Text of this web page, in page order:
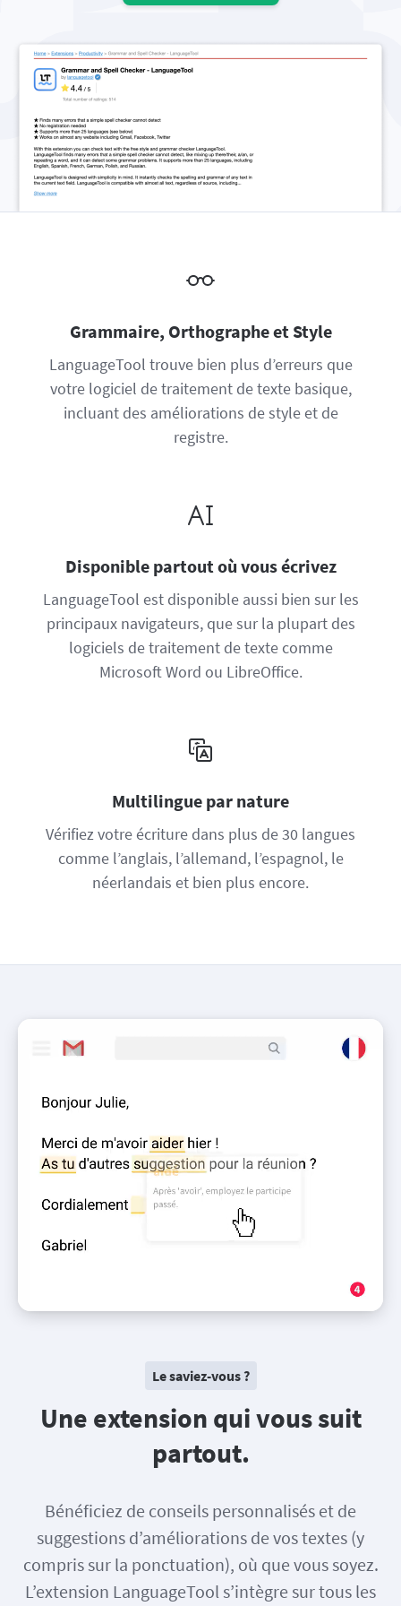
Safari
Opera
Apple Mail
Thunderbird
Word
Apple Pages
LibreOffice
macOS
Windows
En savoir plus
Pour les Entreprises
API de correction
Blog
Recrutement
Mentions légales
Grammaire, Orthographe et Style
LanguageTool trouve bien plus d’erreurs que
votre logiciel de traitement de texte basique,
incluant des améliorations de style et de
registre.
Disponible partout où vous écrivez
LanguageTool est disponible aussi bien sur les
principaux navigateurs, que sur la plupart des
logiciels de traitement de texte comme
Microsoft Word ou LibreOffice.
Multilingue par nature
Vérifiez votre écriture dans plus de 30 langues
comme l’anglais, l’allemand, l’espagnol, le
néerlandais et bien plus encore.
Le saviez-vous ?
Une extension qui vous suit
partout.
Bénéficiez de conseils personnalisés et de
suggestions d’améliorations de vos textes (y
compris sur la ponctuation), où que vous soyez.
L’extension LanguageTool s’intègre sur tous les